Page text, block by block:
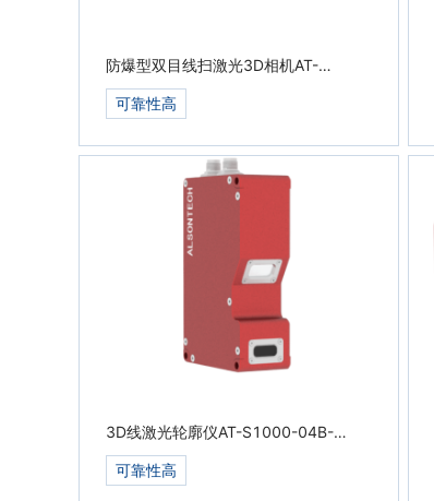
防爆型双目线扫激光3D相机AT-
S1000-04A-D
可靠性高
3D线激光轮廓仪AT-S1000-04B-
S100
可靠性高